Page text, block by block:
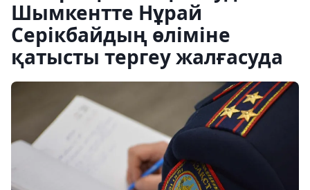
Шымкентте Нұрай
Серікбайдың өліміне
қатысты тергеу жалғасуда